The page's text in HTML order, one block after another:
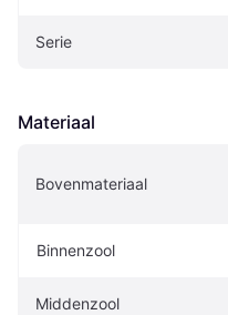
Serie
Materiaal
Bovenmateriaal
Binnenzool
Middenzool